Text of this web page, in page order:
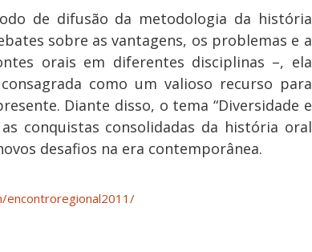
de difusão da metodologia da história
sobre as vantagens, os problemas e a
orais em diferentes disciplinas –, ela
como um valioso recurso para
Diante disso, o tema “Diversidade e
conquistas consolidadas da história oral
desafios na era contemporânea.
encontroregional2011/